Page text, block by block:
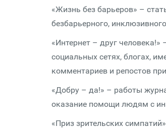
«Жизнь без барьеров» –
безбарьерного,
«Интернет – друг
социальных сетях, блогах,
комментариев и репостов
«Добру – да!» – работы
оказание помощи людям с
«Приз зрительских